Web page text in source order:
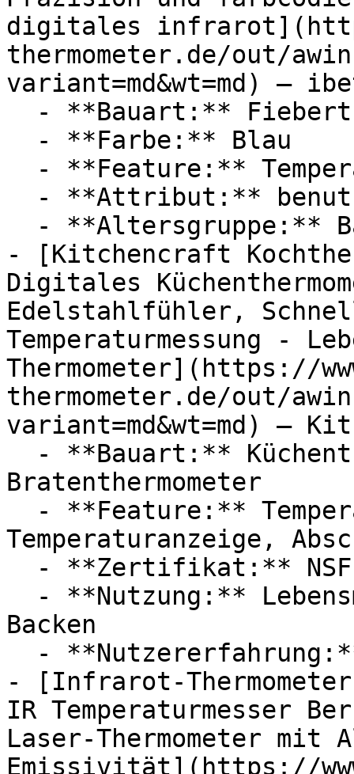
digitales
thermometer.de/out/
variant=md&wt=md) —
- [Kitchencraft
Digitales
Edelstahlfühler,
Temperaturmessung -
Thermometer](https://
thermometer.de/out/
variant=md&wt=md) —
Bratenthermometer
Temperaturanzeige,
Backen
- [Infrarot-Thermometer
IR Temperaturmesser
Laser-Thermometer
Emissivität](https://